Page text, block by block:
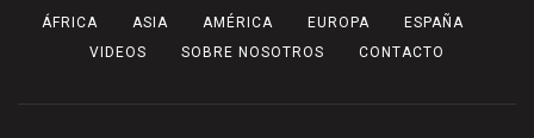
ÁFRICA ASIA AMÉRICA EUROPA
ESPAÑA
VIDEOS
SOBRE NOSOTROS CONTACTO